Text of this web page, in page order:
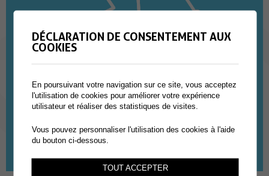
DÉCLARATION DE CONSENTEMENT AUX
COOKIES
En poursuivant votre navigation sur ce site, vous acceptez
l'utilisation de cookies pour améliorer votre expérience
utilisateur et réaliser des statistiques de visites.
Vous pouvez personnaliser l'utilisation des cookies à l'aide
du bouton ci-dessous.
TOUT ACCEPTER